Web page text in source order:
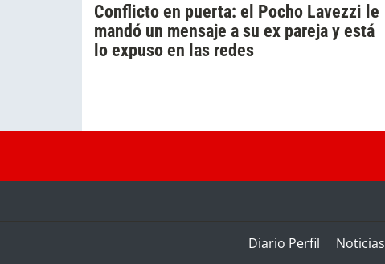
Conflicto en puerta: el Pocho Lavezzi le
mandó un mensaje a su ex pareja y está
lo expuso en las redes
Diario Perfil Noticias